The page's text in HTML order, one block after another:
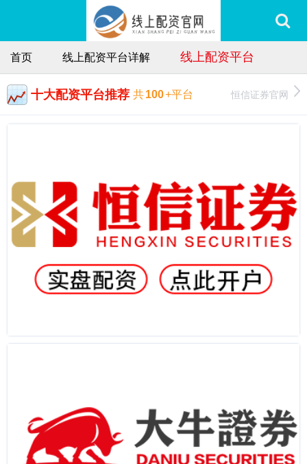
首页 线上配资平台详解 线上配资平台
十大配资平台推荐 共100+平台 恒信证券官网